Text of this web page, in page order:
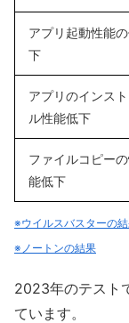
アプリ起動性能
下
アプリのインス
ル性能低下
ファイルコピー
能低下
※ウイルスバスターの
※ノートンの結果
2023年のテスト
ています。